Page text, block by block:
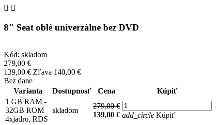
 
8" Seat oblé univerzálne bez DVD
Kód: skladom
279,00 €
139,00 € Zľava 140,00 €
Bez dane
Varianta
Dostupnosť Cena
Kúpiť
1 GB RAM -
32GB ROM
4xjadro, RDS
skladom
279,00 €
139,00 € add_circle Kúpiť